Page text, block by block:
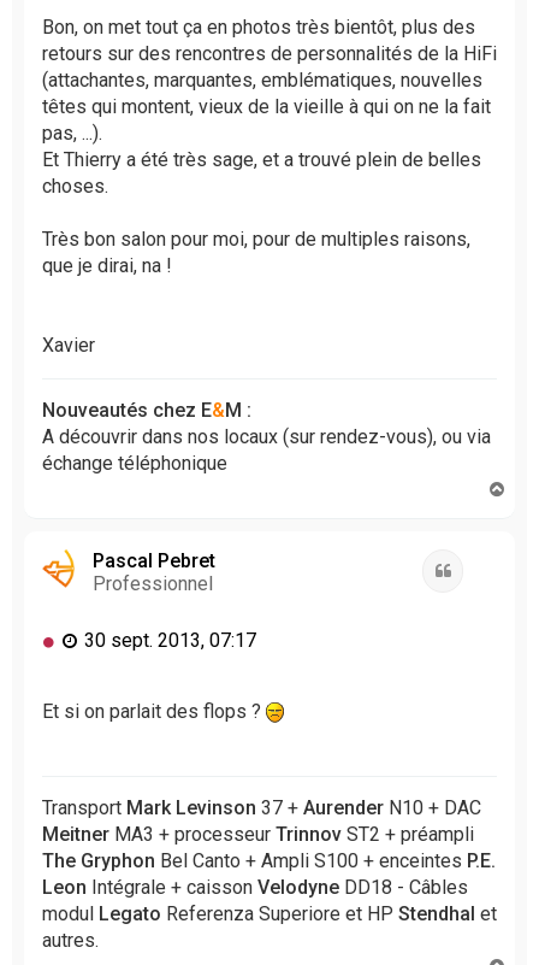
Bon, on met tout ça en photos très bientôt, plus des
retours sur des rencontres de personnalités de la HiFi
(attachantes, marquantes, emblématiques, nouvelles
têtes qui montent, vieux de la vieille à qui on ne la fait
pas, ...).
Et Thierry a été très sage, et a trouvé plein de belles
choses.
Très bon salon pour moi, pour de multiples raisons,
que je dirai, na !
Xavier
Nouveautés chez E&M :
A découvrir dans nos locaux (sur rendez-vous), ou via
échange téléphonique
Pascal Pebret
Professionnel
M
s
n
o
n
l
u
30 sept. 2013, 07:17
Et si on parlait des flops ?
Transport Mark Levinson 37 + Aurender N10 + DAC
Meitner MA3 + processeur Trinnov ST2 + préampli
The Gryphon Bel Canto + Ampli S100 + enceintes P.E.
Leon Intégrale + caisson Velodyne DD18 - Câbles
modul Legato Referenza Superiore et HP Stendhal et
autres.